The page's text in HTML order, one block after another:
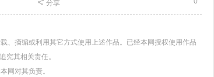
分享
、摘编或利用其它方式使用上述作品。已经本网授权使用作品
究其相关责任。
网对其负责。